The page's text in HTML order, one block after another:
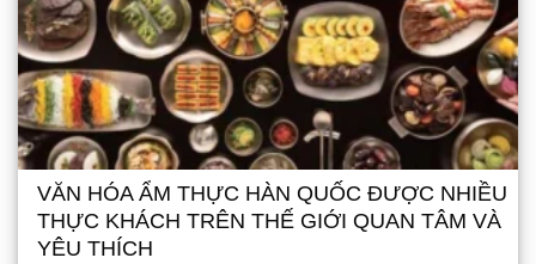
VĂN HÓA ẨM THỰC HÀN QUỐC ĐƯỢC NHIỀU
THỰC KHÁCH TRÊN THẾ GIỚI QUAN TÂM VÀ
YÊU THÍCH